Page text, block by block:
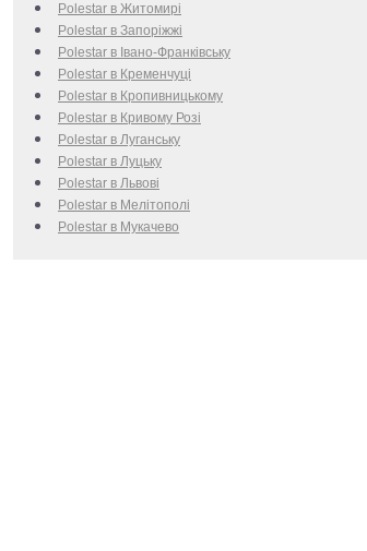
Polestar в Житомирі
Polestar в Запоріжжі
Polestar в Івано-Франківську
Polestar в Кременчуці
Polestar в Кропивницькому
Polestar в Кривому Розі
Polestar в Луганську
Polestar в Луцьку
Polestar в Львові
Polestar в Мелітополі
Polestar в Мукачево